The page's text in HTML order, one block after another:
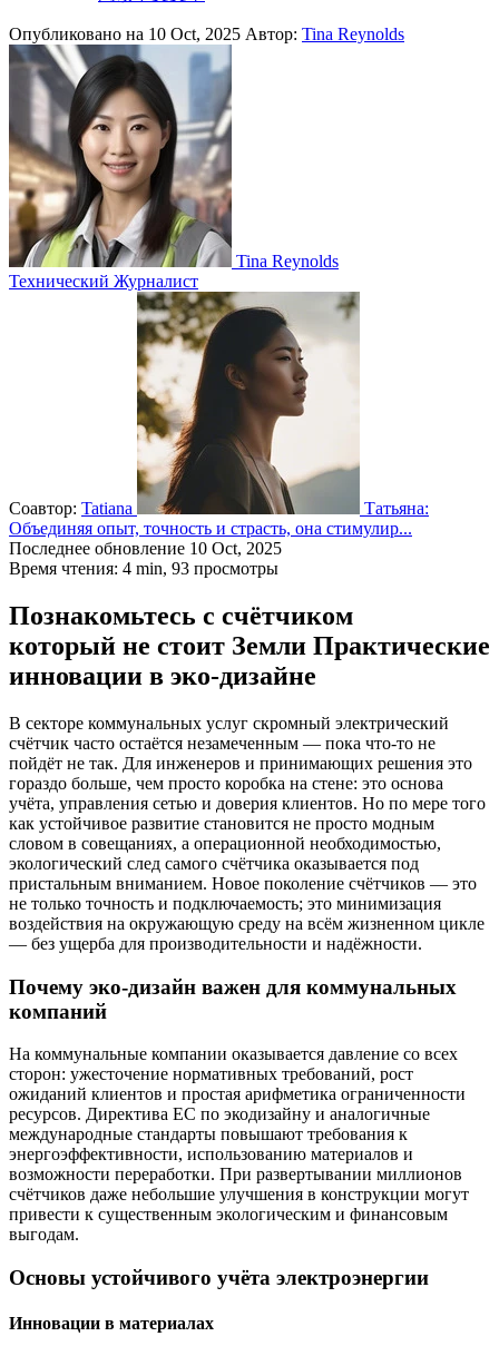
Опубликовано на 10 Oct, 2025 Автор: Tina Reynolds
Tina Reynolds
Технический Журналист
Соавтор: Tatiana
Татьяна:
Объединяя опыт, точность и страсть, она стимулир...
Последнее обновление 10 Oct, 2025
Время чтения: 4 min, 93 просмотры
Познакомьтесь с счётчиком
который не стоит Земли Практические
инновации в эко-дизайне
В секторе коммунальных услуг скромный электрический
счётчик часто остаётся незамеченным — пока что-то не
пойдёт не так. Для инженеров и принимающих решения это
гораздо больше, чем просто коробка на стене: это основа
учёта, управления сетью и доверия клиентов. Но по мере того
как устойчивое развитие становится не просто модным
словом в совещаниях, а операционной необходимостью,
экологический след самого счётчика оказывается под
пристальным вниманием. Новое поколение счётчиков — это
не только точность и подключаемость; это минимизация
воздействия на окружающую среду на всём жизненном цикле
— без ущерба для производительности и надёжности.
Почему эко-дизайн важен для коммунальных
компаний
На коммунальные компании оказывается давление со всех
сторон: ужесточение нормативных требований, рост
ожиданий клиентов и простая арифметика ограниченности
ресурсов. Директива ЕС по экодизайну и аналогичные
международные стандарты повышают требования к
энергоэффективности, использованию материалов и
возможности переработки. При развертывании миллионов
счётчиков даже небольшие улучшения в конструкции могут
привести к существенным экологическим и финансовым
выгодам.
Основы устойчивого учёта электроэнергии
Инновации в материалах